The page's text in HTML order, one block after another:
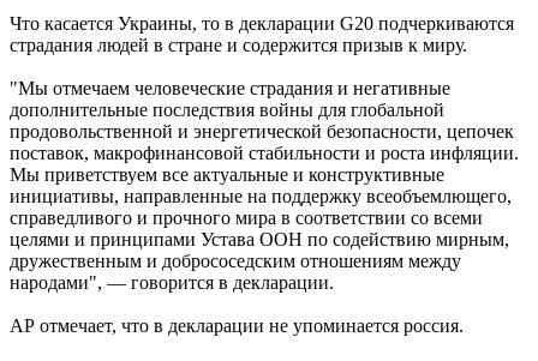
Что касается Украины, то в декларации G20 подчеркиваются
страдания людей в стране и содержится призыв к миру.
"Мы отмечаем человеческие страдания и негативные
дополнительные последствия войны для глобальной
продовольственной и энергетической безопасности, цепочек
поставок, макрофинансовой стабильности и роста инфляции.
Мы приветствуем все актуальные и конструктивные
инициативы, направленные на поддержку всеобъемлющего,
справедливого и прочного мира в соответствии со всеми
целями и принципами Устава ООН по содействию мирным,
дружественным и добрососедским отношениям между
народами", — говорится в декларации.
АР отмечает, что в декларации не упоминается россия.